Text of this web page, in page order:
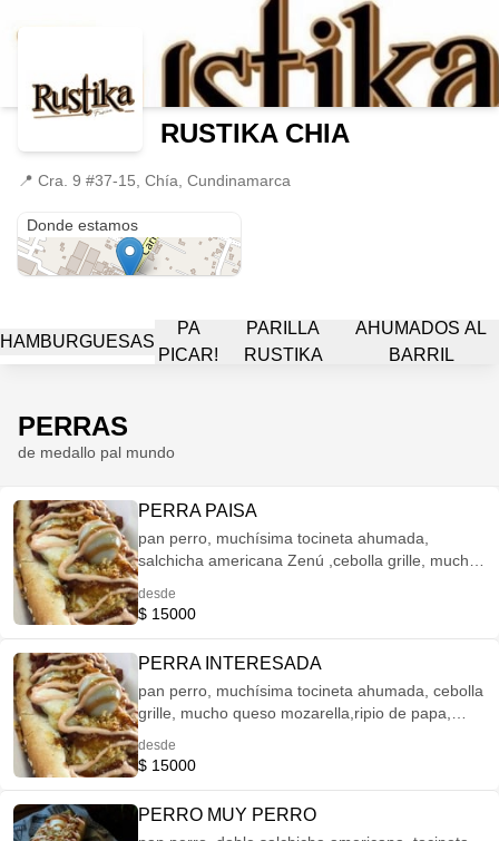
RUSTIKA CHIA
📍 Cra. 9 #37-15, Chía, Cundinamarca
Donde estamos
HAMBURGUESAS
PA
PICAR!
PARILLA
RUSTIKA
AHUMADOS AL
BARRIL
PERRAS
de medallo pal mundo
PERRA PAISA
pan perro, muchísima tocineta ahumada,
salchicha americana Zenú ,cebolla grille, mucho
codorniz , salsa de piña, rosada y bbq.
desde
$ 15000
PERRA INTERESADA
pan perro, muchísima tocineta ahumada, cebolla
grille, mucho queso mozarella,ripio de papa,
desde
$ 15000
PERRO MUY PERRO